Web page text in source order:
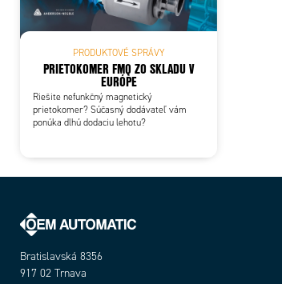
PRODUKTOVÉ SPRÁVY
PRIETOKOMER FMQ ZO SKLADU V
EURÓPE
Riešite nefunkčný magnetický
prietokomer? Súčasný dodávateľ vám
ponúka dlhú dodaciu lehotu?
Bratislavská 8356
917 02 Trnava